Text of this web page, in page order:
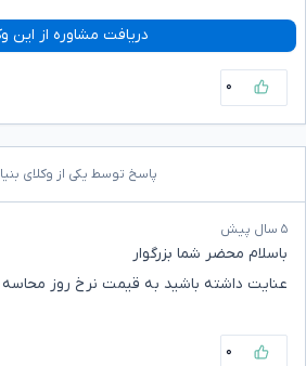
دریافت مشاوره از این
۰
پاسخ توسط یکی از وکلای
۵ سال پیش
باسلام محضر شما بزرگوار
عنایت داشته باشید به قیمت نرخ روز
۰